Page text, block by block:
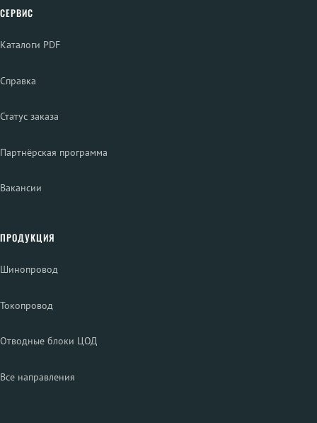
СЕРВИС
Каталоги PDF
Справка
Статус заказа
Партнёрская программа
Вакансии
ПРОДУКЦИЯ
Шинопровод
Токопровод
Отводные блоки ЦОД
Все направления